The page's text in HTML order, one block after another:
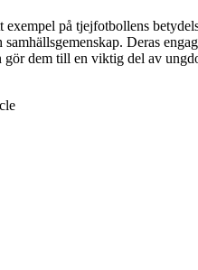
på tjejfotbollens
Deras
gör dem till en viktig del av